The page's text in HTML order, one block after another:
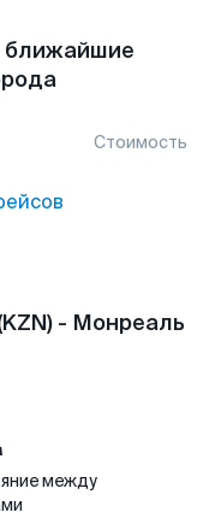
ближайшие
Стоимость
- Монреаль
между